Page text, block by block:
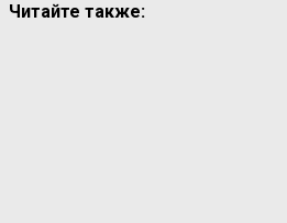
Читайте также: